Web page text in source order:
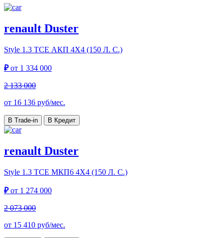
renault Duster
Style 1.3 TCE АКП 4Х4 (150 Л. С.)
₽от 1 334 000
2 133 000
от 16 136 руб/мес.
В Trade-in В Кредит
renault Duster
Style 1.3 TCE МКП6 4Х4 (150 Л. С.)
₽от 1 274 000
2 073 000
от 15 410 руб/мес.